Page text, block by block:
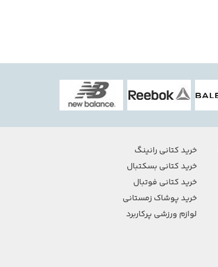
خرید کتانی رانینگ
خرید کتانی بسکتبال
خرید کتانی فوتبال
خرید پوشاک زمستانی
لوازم ورزشی پرکاربرد